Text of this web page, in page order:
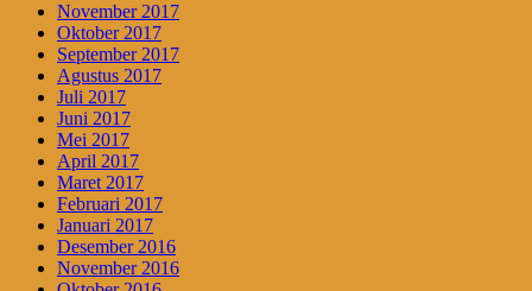
November 2017
Oktober 2017
September 2017
Agustus 2017
Juli 2017
Juni 2017
Mei 2017
April 2017
Maret 2017
Februari 2017
Januari 2017
Desember 2016
November 2016